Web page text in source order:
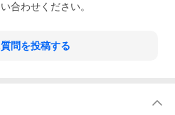
合わせください。
問を投稿する